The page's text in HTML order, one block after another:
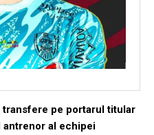
pe portarul titular
antrenor al echipei